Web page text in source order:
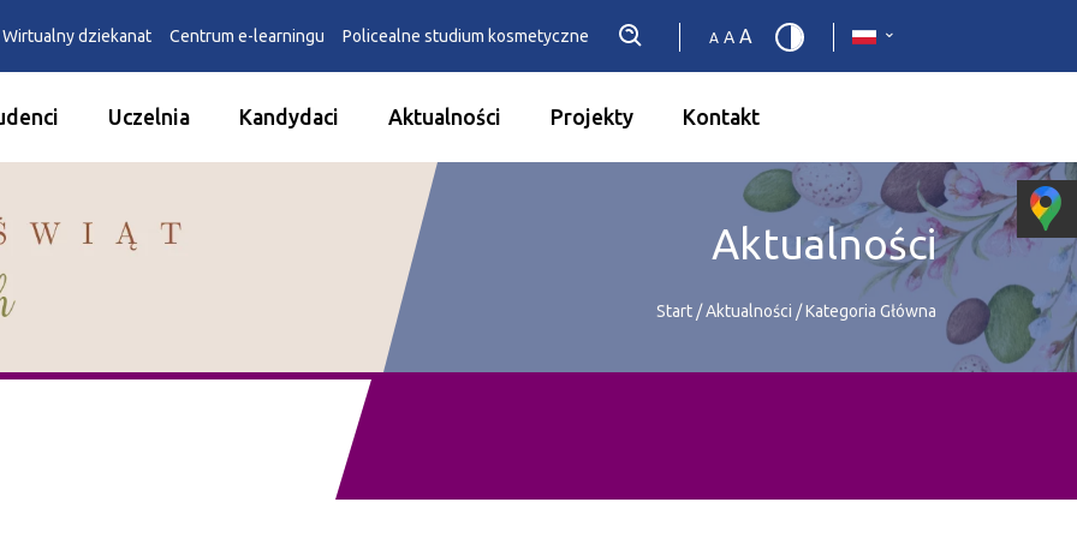
Wirtualny dziekanat Centrum e-learningu Policealne studium kosmetyczne A A A
Uczelnia Kandydaci Aktualności Projekty Kontakt
Aktualności
Start/Aktualności /Kategoria Główna